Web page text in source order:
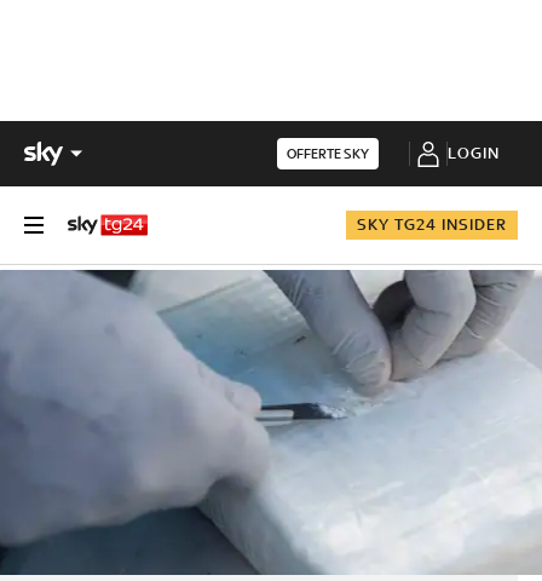
OFFERTE SKY LOGIN
SKY TG24 INSIDER